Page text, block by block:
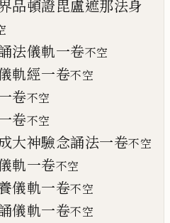
品頓證毘盧遮那法身
法儀軌一卷不空
軌經一卷不空
卷不空
卷不空
大神驗念誦法一卷不空
軌一卷不空
儀軌一卷不空
儀軌一卷不空